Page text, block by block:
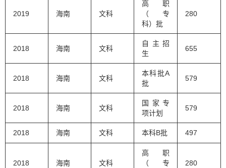
2019 海南 文科
高职
（专
科）批
280
2018 海南 文科
自主招
生
655
2018 海南 文科
本科批A
批
579
2018 海南 文科
国家专
项计划
579
2018 海南 文科 本科B批 497
2018 海南 文科
高职
（专
280